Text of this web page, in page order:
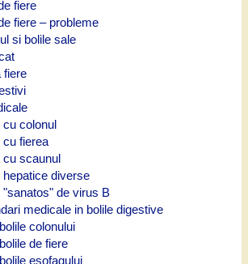
fiere
fiere – probleme
si bolile sale
fiere
cu colonul
cu fierea
cu scaunul
hepatice diverse
"sanatos" de virus B
medicale in bolile digestive
colonului
de fiere
esofagului